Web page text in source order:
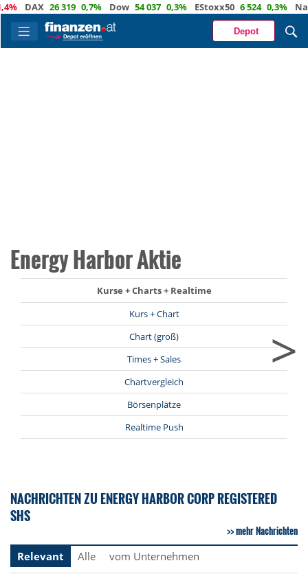
DAX 26 319 0,7% Dow 54 037 0,3% EStoxx50 6 524 0,3%
Depot
Energy Harbor Aktie
Kurse + Charts + Realtime
Kurs + Chart
Chart (groß)
Times + Sales
Chartvergleich
Börsenplätze
Realtime Push
>
NACHRICHTEN ZU ENERGY HARBOR CORP REGISTERED
SHS
mehr Nachrichten
Relevant
Alle vom Unternehmen